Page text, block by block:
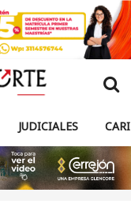
JUDICIALES